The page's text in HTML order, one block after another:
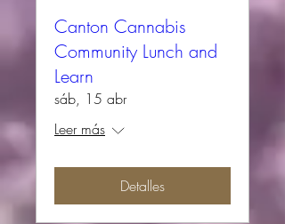
Canton Cannabis
Community Lunch and
Learn
sáb, 15 abr
Leer más
Detalles